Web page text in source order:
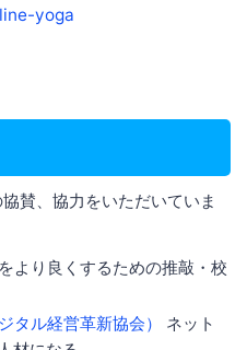
yoga
賛、協力をいただいていま
より良くするための推敲・校
タル経営革新協会）
ネット